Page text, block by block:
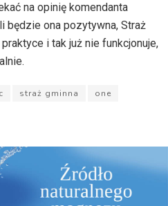
na opinię komendanta
ona pozytywna, Straż
praktyce i tak już nie funkcjonuje,
straż gminna
one